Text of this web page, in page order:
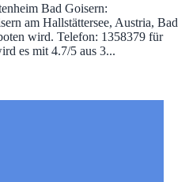
Bad Goisern:
am Hallstättersee, Austria, Bad
wird. Telefon: 1358379 für
es mit 4.7/5 aus 3...